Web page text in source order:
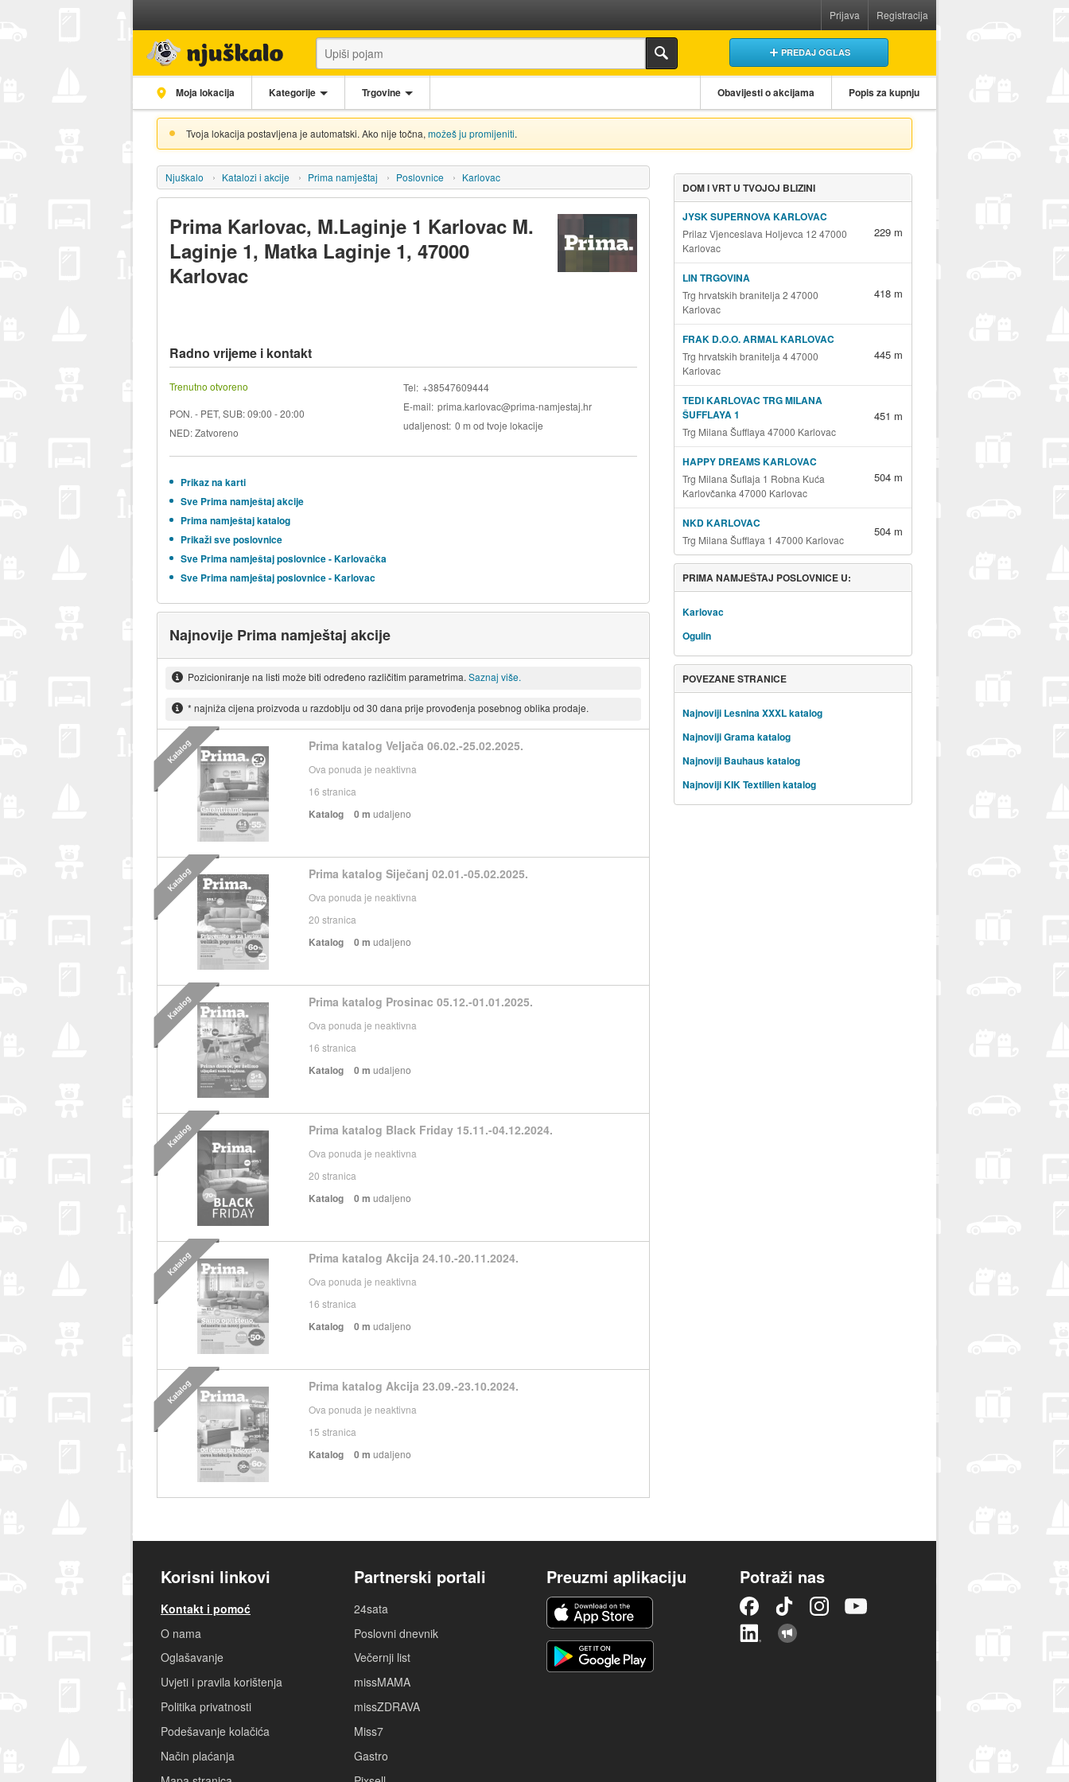
Prijava Registracija
PREDAJ OGLAS
Moja lokacija Kategorije Trgovine Obavijesti o akcijama Popis za kupnju
Tvoja lokacija postavljena je automatski. Ako nije točna, možeš ju promijeniti.
Njuškalo Katalozi i akcije Prima namještaj Poslovnice Karlovac
Prima Karlovac, M.Laginje 1 Karlovac M.
Laginje 1, Matka Laginje 1, 47000
Karlovac
Radno vrijeme i kontakt
Trenutno otvoreno
PON. - PET, SUB: 09:00 - 20:00
NED: Zatvoreno
Tel +38547609444
E-mail prima.karlovac@prima-namjestaj.hr
udaljenost 0 m od tvoje lokacije
Prikaz na karti
Sve Prima namještaj akcije
Prima namještaj katalog
Prikaži sve poslovnice
Sve Prima namještaj poslovnice - Karlovačka
Sve Prima namještaj poslovnice - Karlovac
Najnovije Prima namještaj akcije
Pozicioniranje na listi može biti određeno različitim parametrima. Saznaj više.
* najniža cijena proizvoda u razdoblju od 30 dana prije provođenja posebnog oblika prodaje.
Prima katalog Veljača 06.02.-25.02.2025.
Ova ponuda je neaktivna
16 stranica
Katalog 0 m udaljeno
Katalog
Prima katalog Siječanj 02.01.-05.02.2025.
Ova ponuda je neaktivna
20 stranica
Katalog 0 m udaljeno
Katalog
Prima katalog Prosinac 05.12.-01.01.2025.
Ova ponuda je neaktivna
16 stranica
Katalog 0 m udaljeno
Katalog
Prima katalog Black Friday 15.11.-04.12.2024.
Ova ponuda je neaktivna
20 stranica
Katalog 0 m udaljeno
Katalog
Prima katalog Akcija 24.10.-20.11.2024.
Ova ponuda je neaktivna
16 stranica
Katalog 0 m udaljeno
Katalog
Prima katalog Akcija 23.09.-23.10.2024.
Ova ponuda je neaktivna
15 stranica
Katalog 0 m udaljeno
Katalog
DOM I VRT U TVOJOJ BLIZINI
JYSK SUPERNOVA KARLOVAC
Prilaz Vjenceslava Holjevca 12 47000
Karlovac
229 m
LIN TRGOVINA
Trg hrvatskih branitelja 2 47000
Karlovac
418 m
FRAK D.O.O. ARMAL KARLOVAC
Trg hrvatskih branitelja 4 47000
Karlovac
445 m
TEDI KARLOVAC TRG MILANA
ŠUFFLAYA 1
Trg Milana Šufflaya 47000 Karlovac
451 m
HAPPY DREAMS KARLOVAC
Trg Milana Šuflaja 1 Robna Kuća
Karlovčanka 47000 Karlovac
504 m
NKD KARLOVAC
Trg Milana Šufflaya 1 47000 Karlovac
504 m
PRIMA NAMJEŠTAJ POSLOVNICE U:
Karlovac
Ogulin
POVEZANE STRANICE
Najnoviji Lesnina XXXL katalog
Najnoviji Grama katalog
Najnoviji Bauhaus katalog
Najnoviji KIK Textilien katalog
Korisni linkovi
Kontakt i pomoć
O nama
Oglašavanje
Uvjeti i pravila korištenja
Politika privatnosti
Podešavanje kolačića
Način plaćanja
Partnerski portali
24sata
Poslovni dnevnik
Večernji list
missMAMA
missZDRAVA
Miss7
Gastro
Preuzmi aplikaciju Potraži nas